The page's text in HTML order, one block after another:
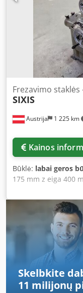
Heidenhain -
1850mm (L x W x
Transport
indicated price is
for businesses
for all industrial
Austrija 1 225 km
Frezavimo
SIXIS
Kainos
Būklė: labai geros
175 mm z eiga 400
apsukos 60 - 2800
Staklių svoris apie 1
Frezavimo staklės
Skelbkite
11 milijonų